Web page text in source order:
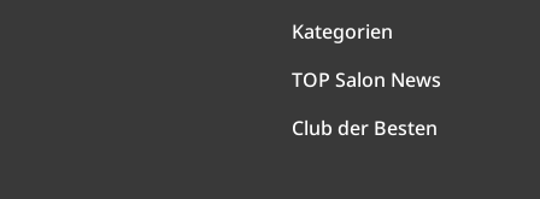
Kategorien
TOP Salon News
Club der Besten